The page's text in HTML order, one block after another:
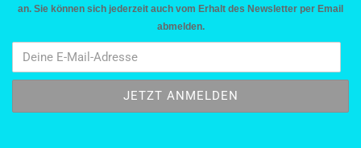
an. Sie können sich jederzeit auch vom Erhalt des Newsletter per Email
abmelden.